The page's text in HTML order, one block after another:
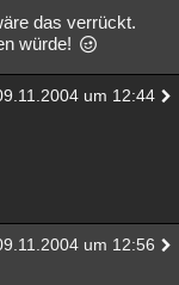
das verrückt.
würde!
um 12:44
um 12:56